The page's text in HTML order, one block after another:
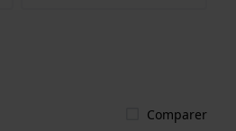
Comparer